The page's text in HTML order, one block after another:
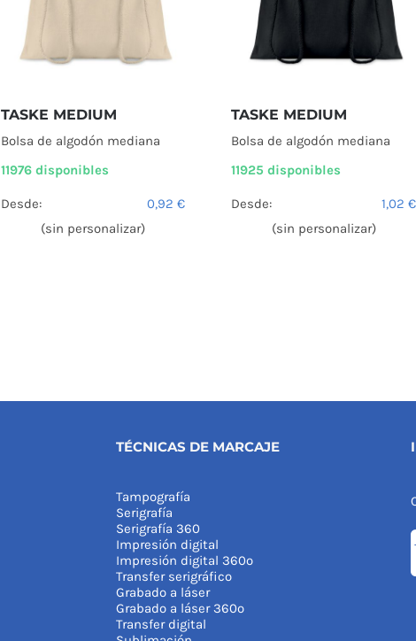
TASKE MEDIUM
Bolsa de algodón mediana
11976 disponibles
Desde: 0,92€
(sin personalizar)
TASKE MEDIUM
Bolsa de algodón mediana
11925 disponibles
Desde: 1,02€
(sin personalizar)
TÉCNICAS DE MARCAJE
Tampografía
Serigrafía
Serigrafía 360
Impresión digital
Impresión digital 360º
Transfer serigráfico
Grabado a láser
Grabado a láser 360º
Transfer digital